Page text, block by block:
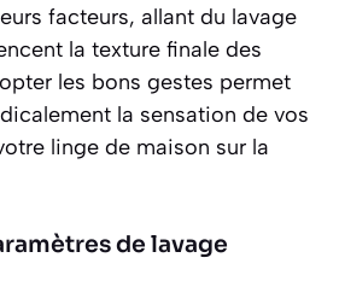
facteurs, allant du lavage
la texture finale des
les bons gestes permet
la sensation de vos
linge de maison sur la
de lavage